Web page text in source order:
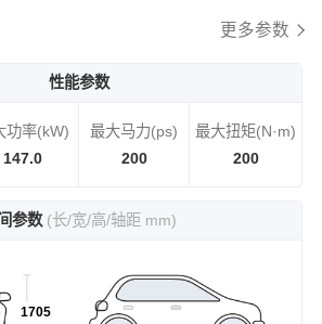
更多参数
性能参数
功率(kW)
147.0
最大马力(ps)
200
最大扭矩(N·m)
200
参数 (长/宽/高/轴距 mm)
1705